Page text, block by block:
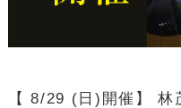
【 8/29 (日)開催】 林